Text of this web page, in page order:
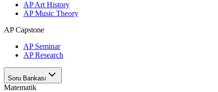
AP Art History
AP Music Theory
AP Capstone
AP Seminar
AP Research
Soru Bankası
Matematik